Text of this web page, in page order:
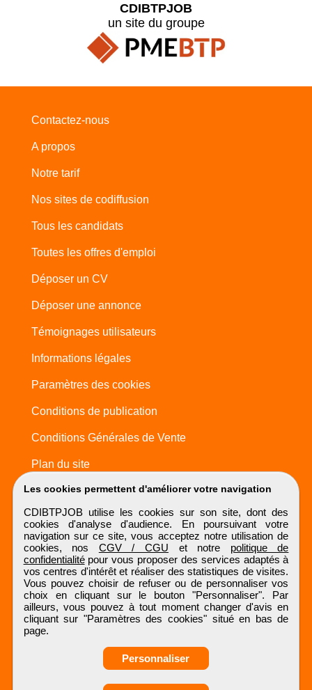
Les cookies permettent d'améliorer votre navigation
CDIBTPJOB utilise les cookies sur son site, dont des
cookies d'analyse d'audience. En poursuivant votre
navigation sur ce site, vous acceptez notre utilisation de
cookies, nos CGV / CGU et notre politique de
confidentialitépour vous proposer des services adaptés à
vos centres d'intérêt et réaliser des statistiques de visites.
Vous pouvez choisir de refuser ou de personnaliser vos
choix en cliquant sur le bouton "Personnaliser". Par
ailleurs, vous pouvez à tout moment changer d'avis en
cliquant sur "Paramètres des cookies" situé en bas de
page.
Personnaliser
CDIBTPJOB
un site du groupe
Contactez-nous
A propos
Notre tarif
Nos sites de codiffusion
Tous les candidats
Toutes les offres d'emploi
Déposer un CV
Déposer une annonce
Témoignages utilisateurs
Informations légales
Paramètres des cookies
Conditions de publication
Conditions Générales de Vente
Plan du site